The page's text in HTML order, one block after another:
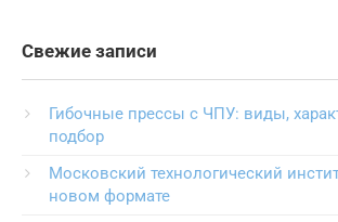
Свежие записи
Гибочные прессы с ЧПУ: виды,
подбор
Московский технологический
новом формате